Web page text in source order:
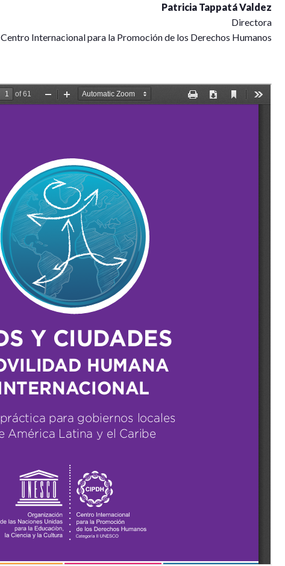
Patricia Tappatá Valdez
Directora
Centro Internacional para la Promoción de los Derechos Humanos